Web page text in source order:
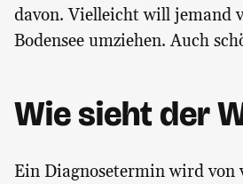
davon. Vielleicht will jemand
Bodensee umziehen. Auch
Wie sieht der
Ein Diagnosetermin wird von